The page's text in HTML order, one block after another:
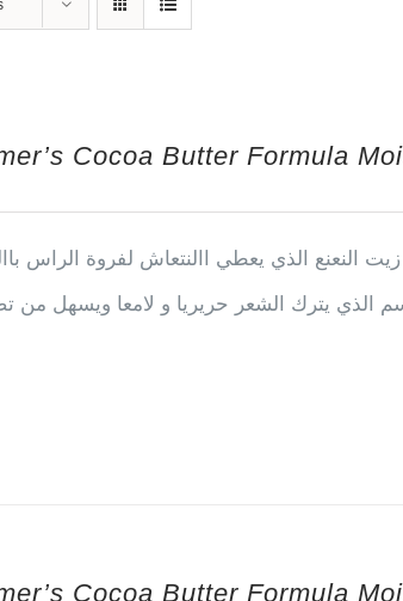
Cocoa Butter Formula
النعنع الذي يعطي االنتعاش لفروة الراس
الذي يترك الشعر حريريا و لامعا ويسهل من
Cocoa Butter Formula